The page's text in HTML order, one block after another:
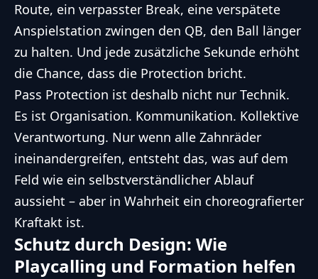
Route, ein verpasster Break, eine verspätete
Anspielstation zwingen den QB, den Ball länger
zu halten. Und jede zusätzliche Sekunde erhöht
die Chance, dass die Protection bricht.
Pass Protection ist deshalb nicht nur Technik.
Es ist Organisation. Kommunikation. Kollektive
Verantwortung. Nur wenn alle Zahnräder
ineinandergreifen, entsteht das, was auf dem
Feld wie ein selbstverständlicher Ablauf
aussieht – aber in Wahrheit ein choreografierter
Kraftakt ist.
Schutz durch Design: Wie
Playcalling und Formation helfen